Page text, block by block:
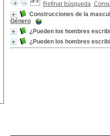
Refinar búsqueda
Construcciones de la
Género
¿Pueden los hombres
¿Pueden los hombres